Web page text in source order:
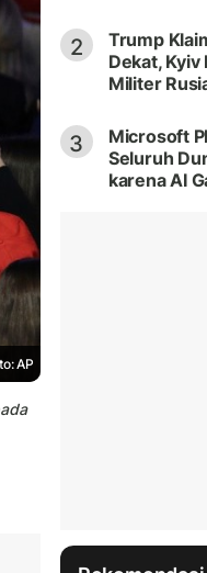
AP
2
Trump
Dekat,
Militer
3
Microsoft
Seluruh
karena AI